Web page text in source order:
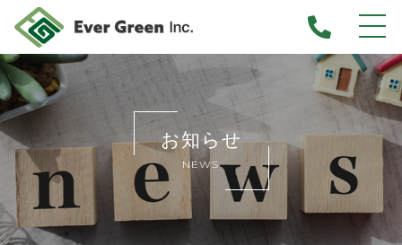
ホーム
当社について
不動産売却について
仲介売却
業者買取
お知らせ
NEWS